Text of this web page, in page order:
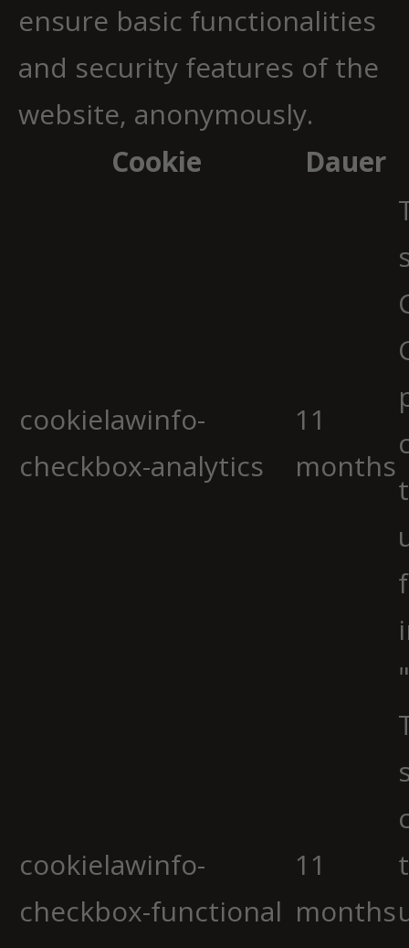
ensure basic functionalities
and security features of the
website, anonymously.
Cookie
Dauer
cookielawinfo-
checkbox-analytics
11
months
cookielawinfo-
checkbox-functional
11
months